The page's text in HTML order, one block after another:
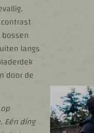
langs
door de
ding